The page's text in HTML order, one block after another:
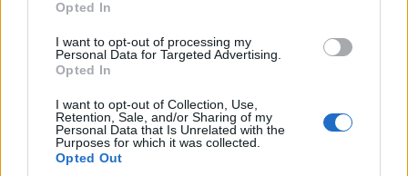
Opted In
I want to opt-out of processing my
Personal Data for Targeted Advertising.
Opted In
I want to opt-out of Collection, Use,
Retention, Sale, and/or Sharing of my
Personal Data that Is Unrelated with the
Purposes for which it was collected.
Opted Out